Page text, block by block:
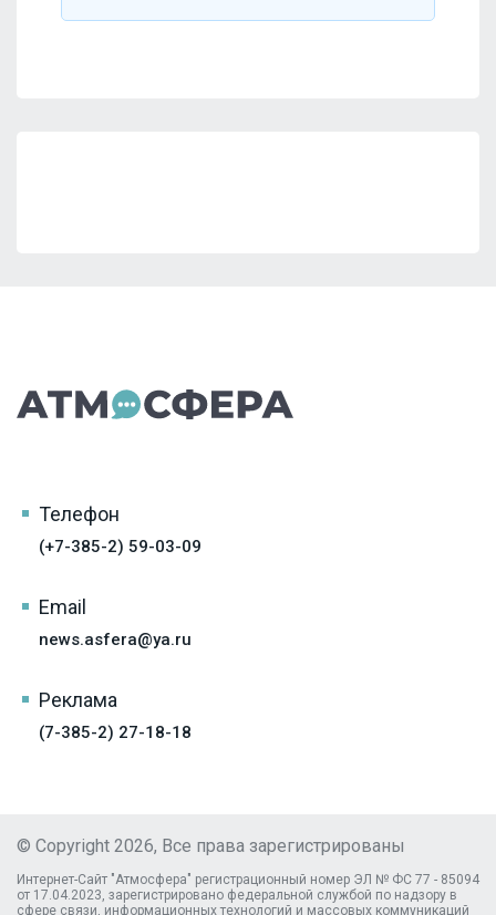
Телефон
(+7-385-2) 59-03-09
Email
news.asfera@ya.ru
Реклама
(7-385-2) 27-18-18
© Copyright 2026, Все права зарегистрированы
Интернет-Сайт "Атмосфера" регистрационный номер ЭЛ № ФС 77 - 85094
от 17.04.2023, зарегистрировано федеральной службой по надзору в
сфере связи, информационных технологий и массовых коммуникаций